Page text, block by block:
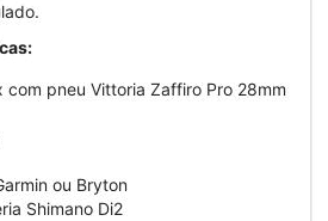
com pneu Vittoria Zaffiro Pro 28mm
ou Bryton
Shimano Di2